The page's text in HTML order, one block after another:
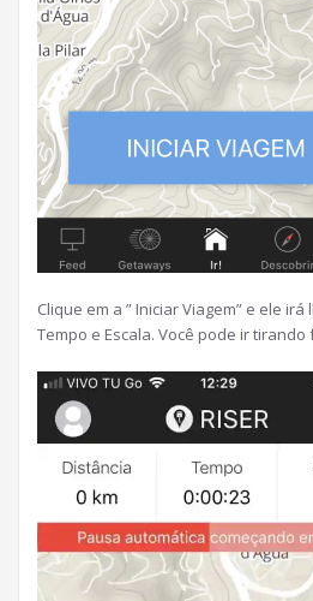
Clique em a ” Iniciar Viagem” e ele
Tempo e Escala. Você pode ir